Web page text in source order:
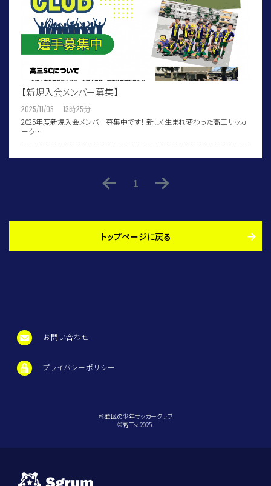
【新規入会メンバー募集】
2025/11/05 13時25分
2025年度新規入会メンバー募集中です！ 新しく生まれ変わった高三サッカ
ーク…
1
トップページに戻る
お問い合わせ
プライバシーポリシー
杉並区の少年サッカークラブ
©️高三sc2025.